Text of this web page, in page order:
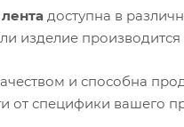
доступна в
изделие
и способна
от специфики вашего